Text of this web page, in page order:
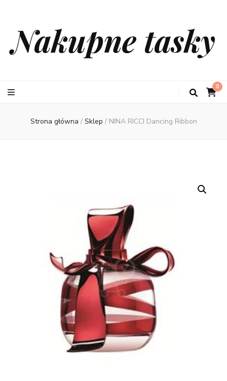
Nakupne tasky
0
Strona główna / Sklep / NINA RICCI Dancing Ribbon